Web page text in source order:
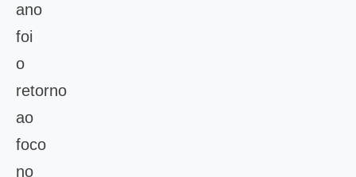
ano
foi
o
retorno
ao
foco
no